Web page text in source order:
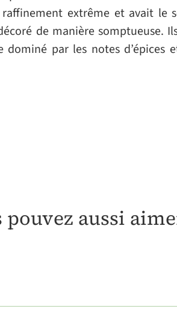
extrême et avait le
de manière somptueuse.
par les notes
pouvez aussi